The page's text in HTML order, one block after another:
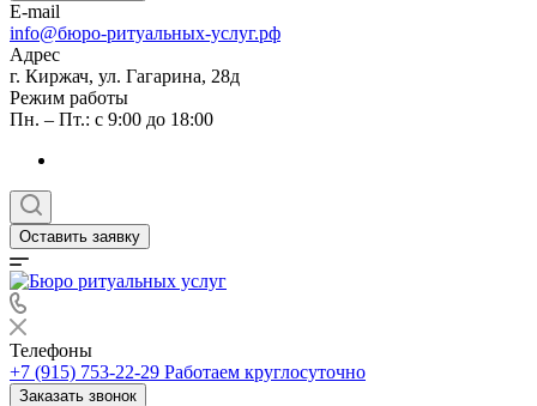
E-mail
info@бюро-ритуальных-услуг.рф
Адрес
г. Киржач, ул. Гагарина, 28д
Режим работы
Пн. – Пт.: с 9:00 до 18:00
Оставить заявку
Телефоны
+7 (915) 753-22-29 Работаем круглосуточно
Заказать звонок